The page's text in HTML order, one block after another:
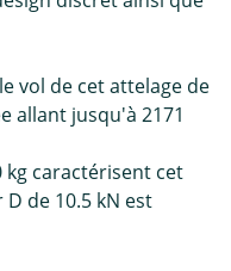
vol de cet attelage de
allant jusqu'à 2171
kg caractérisent cet
de 10.5 kN est